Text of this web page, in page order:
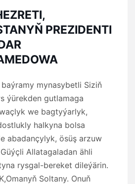
PREZIDENTI
mynasybetli Siziň
ýürekden gutlamaga
we bagtyýarlyk,
halkyna bolsa
abadançylyk, ösüş arzuw
Allatagaladan ähli
rysgal-bereket dileýärin.
Soltany. Onuň